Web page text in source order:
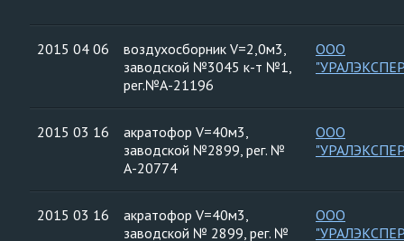
2015 04 06
воздухосборник V=2,0м3,
заводской №3045 к-т №1,
рег.№А-21196
ООО
2015 03 16
акратофор V=40м3,
заводской №2899, рег. №
А-20774
ООО
2015 03 16
акратофор V=40м3,
заводской № 2899, рег. №
ООО